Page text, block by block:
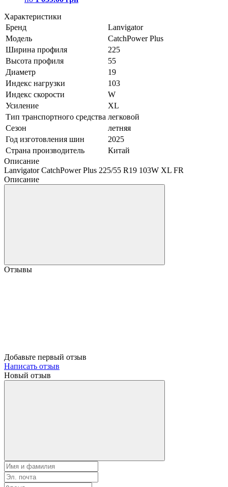
Характеристики
Бренд
Lanvigator
Модель
CatchPower Plus
Ширина профиля
225
Высота профиля
55
Диаметр
19
Индекс нагрузки
103
Индекс скорости
W
Усиление
XL
Тип транспортного средства легковой
Сезон
летняя
Год изготовления шин
2025
Страна производитель
Китай
Описание
Lanvigator CatchPower Plus 225/55 R19 103W XL FR
Описание
Отзывы
Добавьте первый отзыв
Написать отзыв
Новый отзыв